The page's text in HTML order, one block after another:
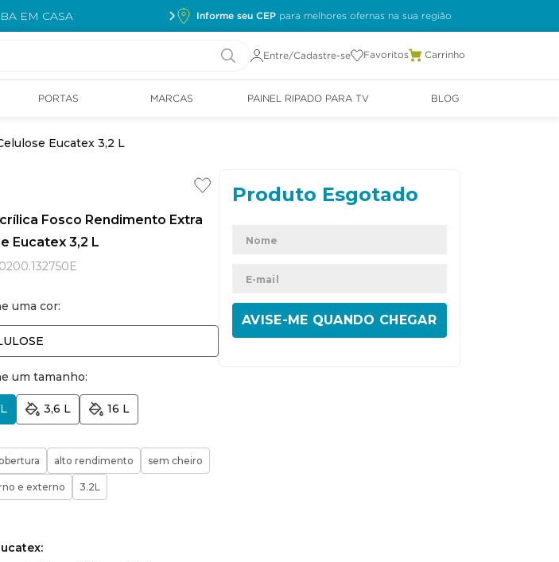
EM CASA Informe seu CEP
Entre/Cadastre-se Favoritos
PORTAS MARCAS PAINEL RIPADO PARA TV BLOG
Eucatex 3,2 L
Fosco Rendimento Extra
Eucatex 3,2 L
uma cor:
um tamanho:
3,6 L 16 L
alto rendimento sem cheiro
e externo 3.2L
ENVIAR